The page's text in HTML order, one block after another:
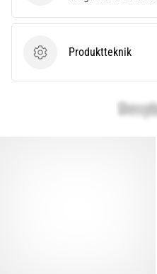
ProduktteknikProduktteknik